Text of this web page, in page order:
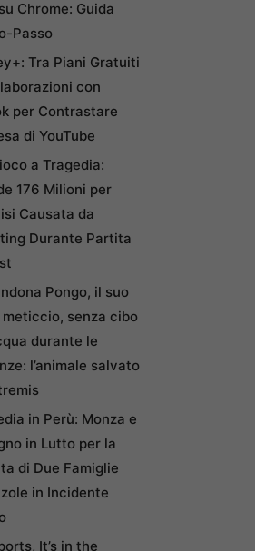
Chrome: Guida
Passo
Tra Piani Gratuiti
con
per Contrastare
di YouTube
a Tragedia:
176 Milioni per
Causata da
Durante Partita
Pongo, il suo
meticcio, senza cibo
durante le
l’animale salvato
in Perù: Monza e
in Lutto per la
di Due Famiglie
in Incidente
It’s in the